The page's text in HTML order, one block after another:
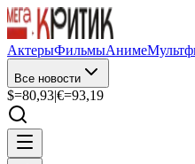
АктерыФильмыАниме
Все новости
$=80,93|€=93,19